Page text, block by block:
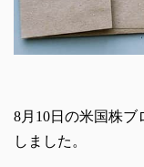
8月10日の米国株ブ
しました。